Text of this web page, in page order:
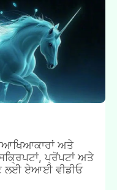
ਅਤੇ
ਪ੍ਰੋਂਪਟਾਂ ਅਤੇ
ਲਈ ਏਆਈ ਵੀਡੀਓ